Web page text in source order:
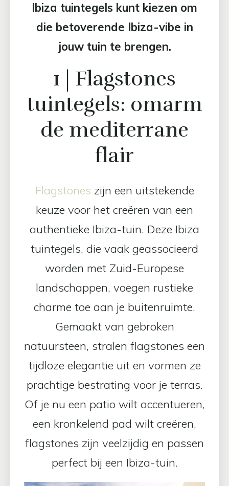
Ibiza tuintegels kunt kiezen om
die betoverende Ibiza-vibe in
jouw tuin te brengen.
1 | Flagstones
tuintegels: omarm
de mediterrane
flair
Flagstones zijn een uitstekende
keuze voor het creëren van een
authentieke Ibiza-tuin. Deze Ibiza
tuintegels, die vaak geassocieerd
worden met Zuid-Europese
landschappen, voegen rustieke
charme toe aan je buitenruimte.
Gemaakt van gebroken
natuursteen, stralen flagstones een
tijdloze elegantie uit en vormen ze
prachtige bestrating voor je terras.
Of je nu een patio wilt accentueren,
een kronkelend pad wilt creëren,
flagstones zijn veelzijdig en passen
perfect bij een Ibiza-tuin.